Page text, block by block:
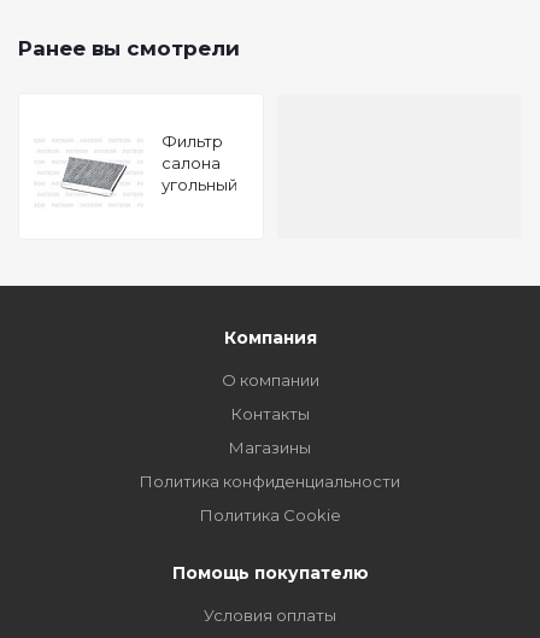
Ранее вы смотрели
Фильтр
салона
угольный
Компания
О компании
Контакты
Магазины
Политика конфиденциальности
Политика Cookie
Помощь покупателю
Условия оплаты